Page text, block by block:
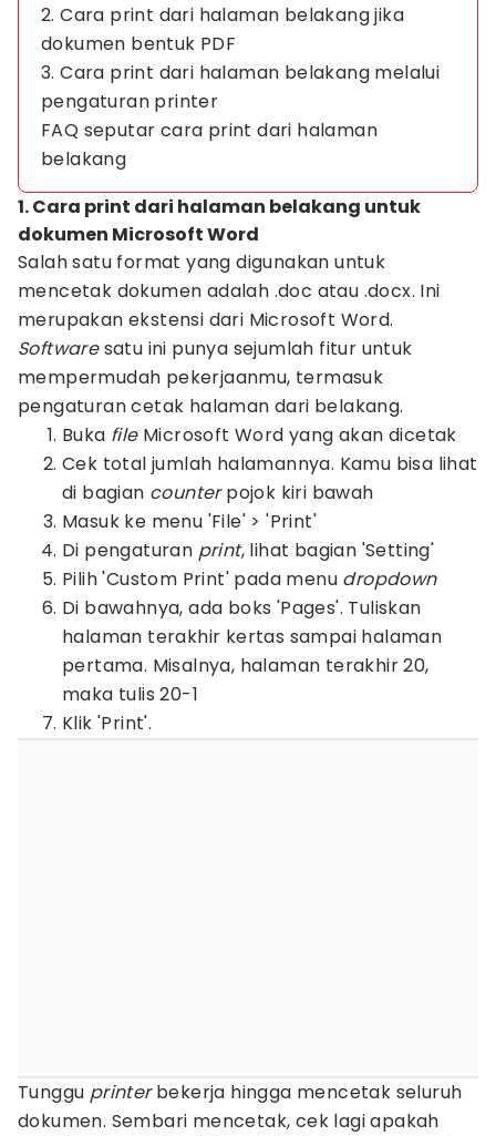
2. Cara print dari halaman belakang jika
dokumen bentuk PDF
3. Cara print dari halaman belakang melalui
pengaturan printer
FAQ seputar cara print dari halaman
belakang
1. Cara print dari halaman belakang untuk
dokumen Microsoft Word
Salah satu format yang digunakan untuk
mencetak dokumen adalah .doc atau .docx. Ini
merupakan ekstensi dari Microsoft Word.
Softwaresatu ini punya sejumlah fitur untuk
mempermudah pekerjaanmu, termasuk
pengaturan cetak halaman dari belakang.
Buka file Microsoft Word yang akan dicetak
Cek total jumlah halamannya. Kamu bisa lihat
di bagian counterpojok kiri bawah
Masuk ke menu 'File' > 'Print'
Di pengaturan print, lihat bagian 'Setting'
Pilih 'Custom Print' pada menu dropdown
Di bawahnya, ada boks 'Pages'. Tuliskan
halaman terakhir kertas sampai halaman
pertama. Misalnya, halaman terakhir 20,
maka tulis 20-1
Klik 'Print'.
Tunggu printerbekerja hingga mencetak seluruh
dokumen. Sembari mencetak, cek lagi apakah